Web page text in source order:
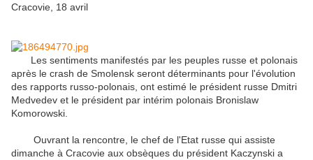
Cracovie, 18 avril
Les sentiments manifestés par les peuples russe et polonais
après le crash de Smolensk seront déterminants pour l'évolution
des rapports russo-polonais, ont estimé le président russe Dmitri
Medvedev et le président par intérim polonais Bronislaw
Komorowski.
Ouvrant la rencontre, le chef de l'Etat russe qui assiste
dimanche à Cracovie aux obsèques du président Kaczynski a